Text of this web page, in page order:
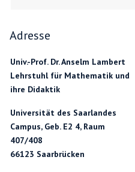
Adresse
Univ.-Prof. Dr. Anselm Lambert
Lehrstuhl für Mathematik und
ihre Didaktik
Universität des Saarlandes
Campus, Geb. E2 4, Raum
407/408
66123 Saarbrücken